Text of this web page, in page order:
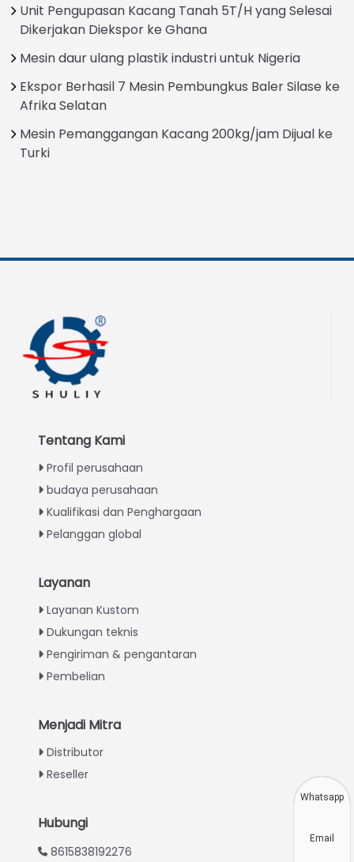
Unit Pengupasan Kacang Tanah 5T/H yang Selesai
Dikerjakan Diekspor ke Ghana
Mesin daur ulang plastik industri untuk Nigeria
Ekspor Berhasil 7 Mesin Pembungkus Baler Silase ke
Afrika Selatan
Mesin Pemanggangan Kacang 200kg/jam Dijual ke
Turki
Tentang Kami
Profil perusahaan
budaya perusahaan
Kualifikasi dan Penghargaan
Pelanggan global
Layanan
Layanan Kustom
Dukungan teknis
Pengiriman & pengantaran
Pembelian
Menjadi Mitra
Distributor
Reseller
Hubungi
8615838192276
Korean
Urdu
Greek
Italian
Whatsapp
Email